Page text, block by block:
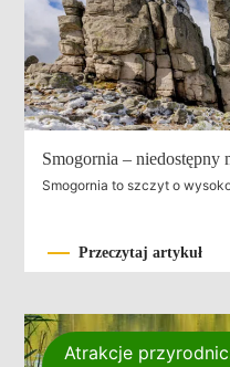
Smogornia – niedostępny
Smogornia to szczyt o
Przeczytaj artykuł
Atrakcje